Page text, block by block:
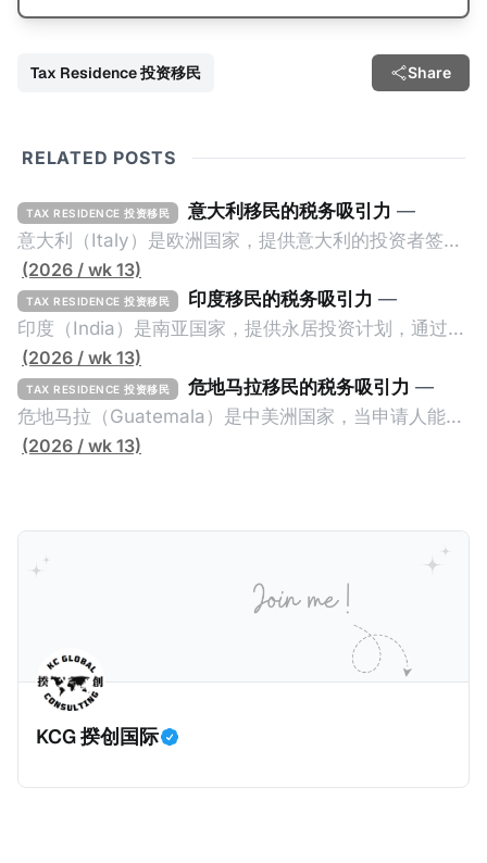
Tax Residence 投资移民 Share
RELATED POSTS
TAX RESIDENCE 投资移民 意大利移民的税务吸引力 —
意大利（Italy）是欧洲国家，提供意大利的投资者签证
计划。申请人必须满足至少以下一项标准才能获得两年
投资者签证： * 投资200万欧元意大利政府债券； * 投
资50万欧元意大利股票； * 投资25万欧元于创新初创
企业；或 * 向意大利公共利益项目捐赠100万欧元。 当
投资者在居留许可证有效期的两年内保持投资，则可以
在居留证到期日前至少60天申请续签3年。当投资者经
过五年的实际居留（每年在意大利停留270天），申请
吸引力吗？我们来看看：
(2026 / wk 13)
TAX RESIDENCE 投资移民 印度移民的税务吸引力 —
印度（India）是南亚国家，提供永居投资计划，通过满
足特定的标准获得居留权。印度的永居投资计划要求申
请人透过外国直接投资（FDI）途径投资印度： * 申请
人必须在18个月内投资至少1亿卢比（约合773万人民
币）或36个月内投资至少2.5亿卢比（约合1933万人民
的财务能力和专业知识； * 申请人必须在印度就业务注
册公司，并提供公司注册证书和注册企业的介绍/支持信
并提供有关投资将如何为印度经济做出贡献的详细计
申请。申请人在印度居住共12年后有资格申请印度公民
身份，包括在申请前连续居住11年，短暂缺席的少数例
外。由于印度不允许双重国籍，申请人必须放弃其原始
(2026 / wk 13)
TAX RESIDENCE 投资移民 危地马拉移民的税务吸引力 —
危地马拉（Guatemala）是中美洲国家，当申请人能够
证明被动收入或养老金收入，那么可以申请永久居留计
增加300美元（折合约人民币2千）。 申请人提交材料
包括：申请表、护照、无犯罪证明，以及最后一次进入
危地马拉的证明，且材料必须公证并翻译成西班牙语。
在危地马拉居住至少五年、具备流利西班牙语、对当地
历史文化有认识，就可以入籍成为危地马拉公民。 那
么，危地马拉的税务政策有吸引力吗？我们来看看：
(2026 / wk 13)
KCG 揆创国际